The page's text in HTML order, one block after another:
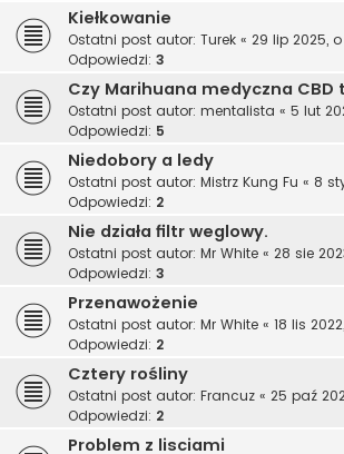
Kiełkowanie
Ostatni post autor: Turek « 29 lip 2025, o
Odpowiedzi: 3
Czy Marihuana medyczna
Ostatni post autor: mentalista « 5 lut
Odpowiedzi: 5
Niedobory a ledy
Ostatni post autor: Mistrz Kung Fu « 8
Odpowiedzi: 2
Nie działa filtr weglowy.
Ostatni post autor: Mr White « 28 sie
Odpowiedzi: 3
Przenawożenie
Ostatni post autor: Mr White « 18 lis
Odpowiedzi: 2
Cztery rośliny
Ostatni post autor: Francuz « 25 paź
Odpowiedzi: 2
Problem z lisciami